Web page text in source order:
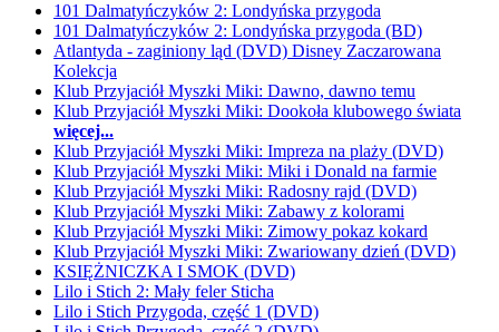
101 Dalmatyńczyków 2: Londyńska przygoda
101 Dalmatyńczyków 2: Londyńska przygoda (BD)
Atlantyda - zaginiony ląd (DVD) Disney Zaczarowana
Kolekcja
Klub Przyjaciół Myszki Miki: Dawno, dawno temu
Klub Przyjaciół Myszki Miki: Dookoła klubowego świata
więcej...
Klub Przyjaciół Myszki Miki: Impreza na plaży (DVD)
Klub Przyjaciół Myszki Miki: Miki i Donald na farmie
Klub Przyjaciół Myszki Miki: Radosny rajd (DVD)
Klub Przyjaciół Myszki Miki: Zabawy z kolorami
Klub Przyjaciół Myszki Miki: Zimowy pokaz kokard
Klub Przyjaciół Myszki Miki: Zwariowany dzień (DVD)
KSIĘŻNICZKA I SMOK (DVD)
Lilo i Stich 2: Mały feler Sticha
Lilo i Stich Przygoda, część 1 (DVD)